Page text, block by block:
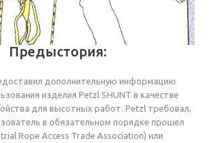
Предыстория:
дополнительную информацию
изделия Petzl SHUNT в качестве
для высотных работ. Petzl требовал,
в обязательном порядке прошел
Rope Access Trade Association) или